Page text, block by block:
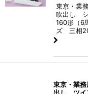
東京・業
吹出し
160形（6
ズ 三相
東京・業